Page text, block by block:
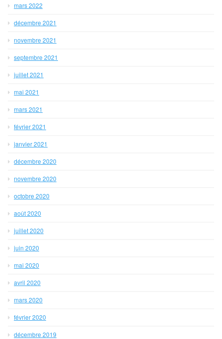
mars 2022
décembre 2021
novembre 2021
septembre 2021
juillet 2021
mai 2021
mars 2021
février 2021
janvier 2021
décembre 2020
novembre 2020
octobre 2020
août 2020
juillet 2020
juin 2020
mai 2020
avril 2020
mars 2020
février 2020
décembre 2019